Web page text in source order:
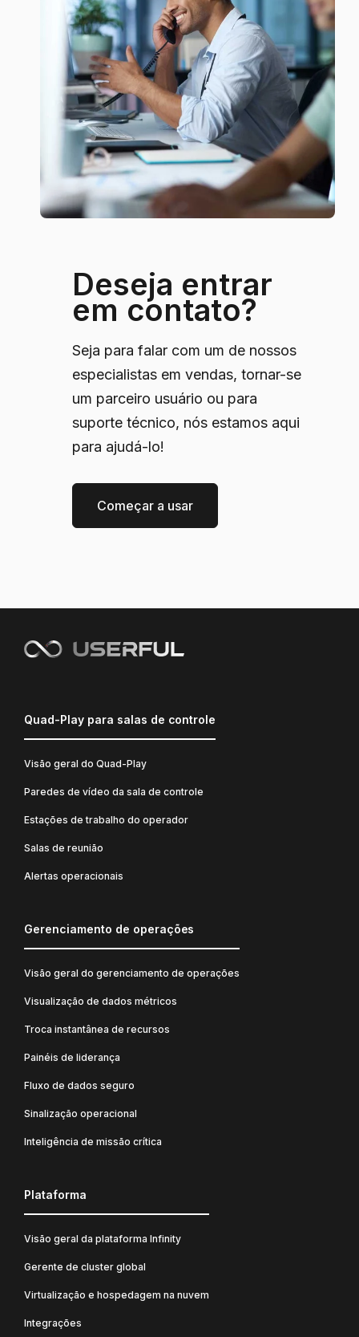
Deseja entrar
em contato?
Seja para falar com um de nossos
especialistas em vendas, tornar-se
um parceiro usuário ou para
suporte técnico, nós estamos aqui
para ajudá-lo!
Começar a usar
Quad-Play para salas de controle
Visão geral do Quad-Play
Paredes de vídeo da sala de controle
Estações de trabalho do operador
Salas de reunião
Alertas operacionais
Gerenciamento de operações
Visão geral do gerenciamento de operações
Visualização de dados métricos
Troca instantânea de recursos
Painéis de liderança
Fluxo de dados seguro
Sinalização operacional
Inteligência de missão crítica
Plataforma
Visão geral da plataforma Infinity
Gerente de cluster global
Virtualização e hospedagem na nuvem
Integrações